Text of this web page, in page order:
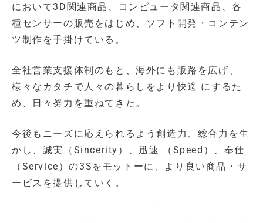
において3D関連商品、コンピュータ関連商品、各
種センサーの販売をはじめ、ソフト開発・コンテン
ツ制作を手掛けている。
全社営業支援体制のもと、海外にも販路を広げ、
様々なカタチで人々の暮らしをより快適 にするた
め、日々努力を重ねてきた。
今後もニーズに応えられるよう創造力、総合力を生
かし、誠実（Sincerity）、迅速 （Speed）、奉仕
（Service）の3Sをモットーに、より良い商品・サ
ービスを提供していく。